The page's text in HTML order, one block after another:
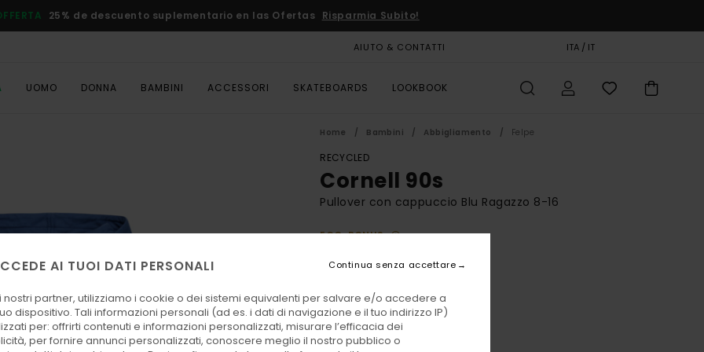
25% de descuento suplementario en las Ofertas Risparmia Subito!
AIUTO & CONTATTI ITA / IT
UOMO DONNA BAMBINI ACCESSORI SKATEBOARDS LOOKBOOK
Home Bambini Abbigliamento Felpe
RECYCLED
Cornell 90s
Pullover con cappuccio Blu Ragazzo 8-16
ECO-BONUS
60,00 €
ColoriNouvean Navy
AI TUOI DATI PERSONALI
partner, utilizziamo i cookie o dei sistemi equivalenti per salvare e/o accedere a
dispositivo. Tali informazioni personali (ad es. i dati di navigazione e il tuo indirizzo IP)
per: offrirti contenuti e informazioni personalizzati, misurare l’efficacia dei
per fornire annunci personalizzati, conoscere meglio il nostro pubblico o
Continua senza accettare